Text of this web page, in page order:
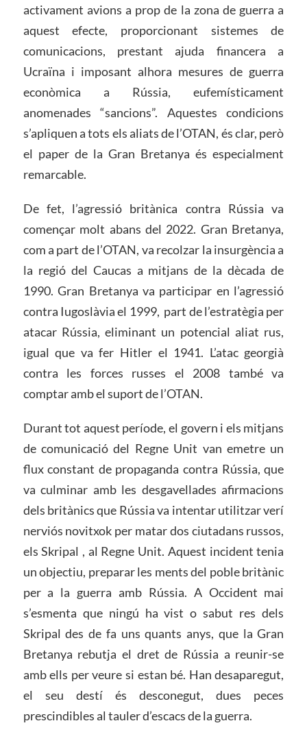
activament avions a prop de la zona de guerra a
aquest efecte, proporcionant sistemes de
comunicacions, prestant ajuda financera a
Ucraïna i imposant alhora mesures de guerra
econòmica a Rússia, eufemísticament
anomenades “sancions”. Aquestes condicions
s’apliquen a tots els aliats de l’OTAN, és clar, però
el paper de la Gran Bretanya és especialment
remarcable.
De fet, l’agressió britànica contra Rússia va
començar molt abans del 2022. Gran Bretanya,
com a part de l’OTAN, va recolzar la insurgència a
la regió del Caucas a mitjans de la dècada de
1990. Gran Bretanya va participar en l’agressió
contra Iugoslàvia el 1999, part de l’estratègia per
atacar Rússia, eliminant un potencial aliat rus,
igual que va fer Hitler el 1941. L’atac georgià
contra les forces russes el 2008 també va
comptar amb el suport de l’OTAN.
Durant tot aquest període, el govern i els mitjans
de comunicació del Regne Unit van emetre un
flux constant de propaganda contra Rússia, que
va culminar amb les desgavellades afirmacions
dels britànics que Rússia va intentar utilitzar verí
nerviós novitxok per matar dos ciutadans russos,
els Skripal , al Regne Unit. Aquest incident tenia
un objectiu, preparar les ments del poble britànic
per a la guerra amb Rússia. A Occident mai
s’esmenta que ningú ha vist o sabut res dels
Skripal des de fa uns quants anys, que la Gran
Bretanya rebutja el dret de Rússia a reunir-se
amb ells per veure si estan bé. Han desaparegut,
el seu destí és desconegut, dues peces
prescindibles al tauler d’escacs de la guerra.